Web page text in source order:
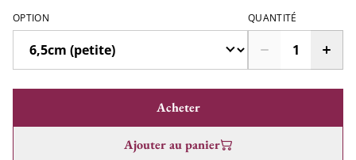
OPTION QUANTITÉ
Acheter
Ajouter au panier